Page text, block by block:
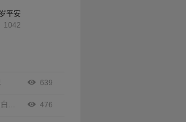
平安
1042
639
重生后成了皇帝的白月光 476